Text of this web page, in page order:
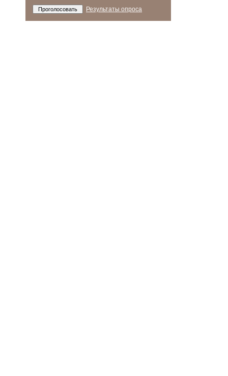
Результаты опроса